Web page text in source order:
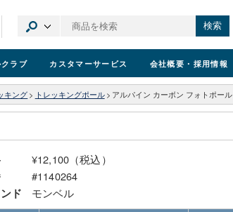
検索
クラブ カスタマーサービス 会社概要 ・採用情報
キング > トレッキングポール > アルパイン カーボン フォトポール
¥12,100（税込）
#1140264
ド モンベル